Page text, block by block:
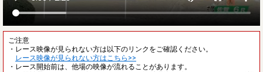
ご注意
・レース映像が見られない方は以下のリンクをご確認ください。
レース映像が見られない方はこちら>>
・レース開始前は、他場の映像が流れることがあります。